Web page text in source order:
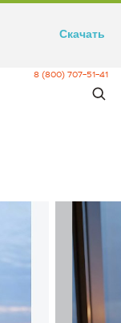
8 (800) 707-51-41
Скачать